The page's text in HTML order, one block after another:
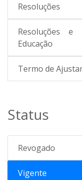
Resoluções
Resoluções e
Educação
Termo de
Status
Revogado
Vigente